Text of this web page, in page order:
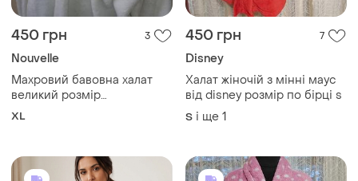
450 грн 3
Nouvelle
Махровий бавовна халат
великий розмір
білосніжний
XL
450 грн 7
Disney
Халат жіночій з мінні маус
від disney розмір по бірці s
S і ще 1